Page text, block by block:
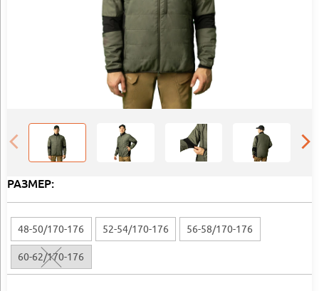
РАЗМЕР:
48-50/170-176 52-54/170-176 56-58/170-176
60-62/170-176